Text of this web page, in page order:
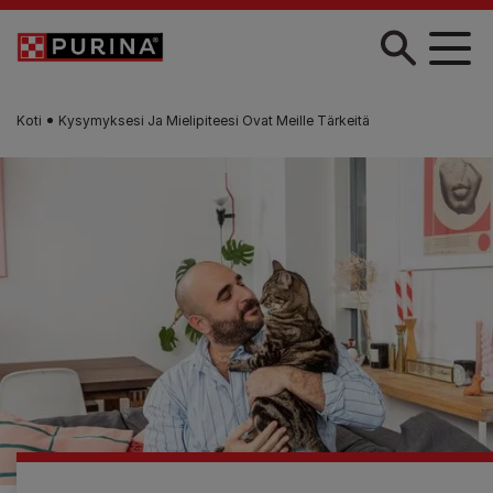
Skip to main content
Koti Kysymyksesi Ja Mielipiteesi Ovat Meille Tärkeitä